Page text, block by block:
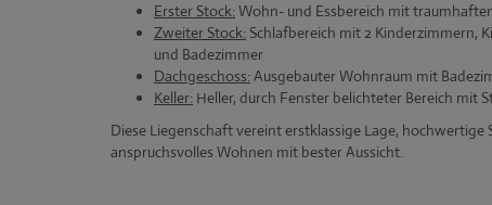
Erster Stock:Wohn- und Essbereich mit
Zweiter Stock: Schlafbereich mit 2 Kinderzimmern,
und Badezimmer
Dachgeschoss:Ausgebauter Wohnraum mit
Keller: Heller, durch Fenster belichteter Bereich mit
Diese Liegenschaft vereint erstklassige Lage,
anspruchsvolles Wohnen mit bester Aussicht.